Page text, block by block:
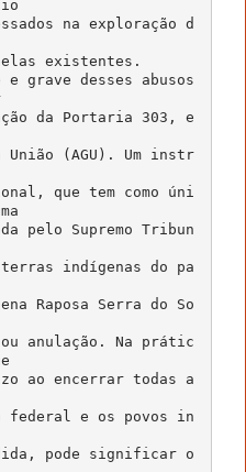
na exploração d
existentes.
grave desses abusos
da Portaria 303, e
União (AGU). Um instr
que tem como úni
pelo Supremo Tribun
indígenas do pa
Raposa Serra do So
anulação. Na prátic
ao encerrar todas a
federal e os povos in
pode significar o